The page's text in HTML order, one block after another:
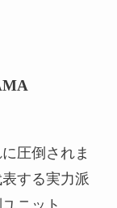
圧倒されま
する実力派
ニット